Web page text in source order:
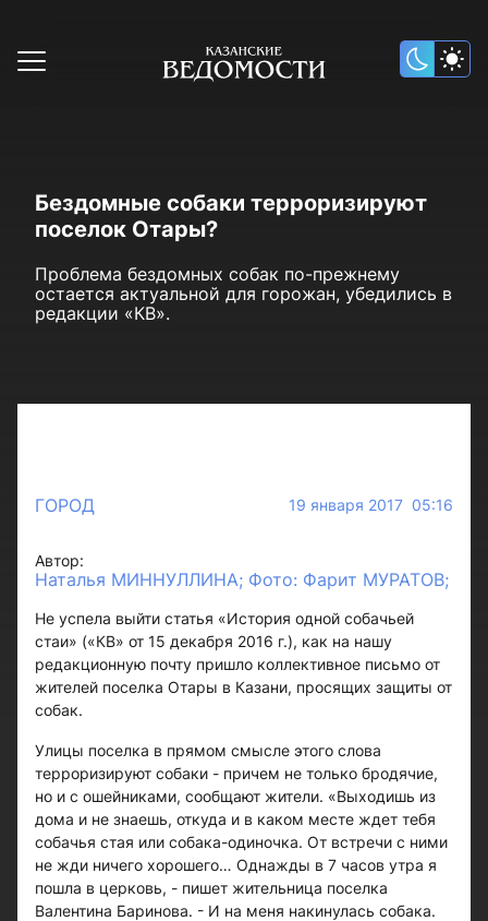
Бездомные собаки терроризируют
поселок Отары?
Проблема бездомных собак по-прежнему
остается актуальной для горожан, убедились в
редакции «КВ».
ГОРОД 19 января 2017 05:16
Автор:
Наталья МИННУЛЛИНА; Фото: Фарит МУРАТОВ;
Не успела выйти статья «История одной собачьей
стаи» («КВ» от 15 декабря 2016 г.), как на нашу
редакционную почту пришло коллективное письмо от
жителей поселка Отары в Казани, просящих защиты от
собак.
Улицы поселка в прямом смысле этого слова
терроризируют собаки - причем не только бродячие,
но и с ошейниками, сообщают жители. «Выходишь из
дома и не знаешь, откуда и в каком месте ждет тебя
собачья стая или собака-одиночка. От встречи с ними
не жди ничего хорошего… Однажды в 7 часов утра я
пошла в церковь, - пишет жительница поселка
Валентина Баринова. - И на меня накинулась собака.